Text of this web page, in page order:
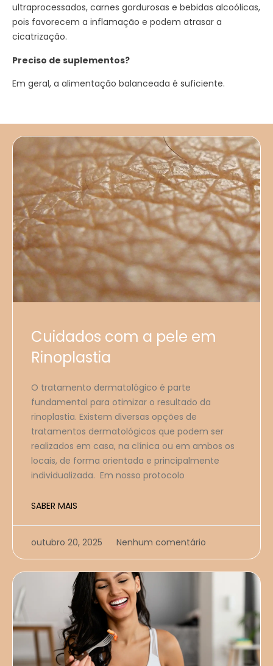
ultraprocessados, carnes gordurosas e bebidas alcoólicas,
pois favorecem a inflamação e podem atrasar a
cicatrização.
Preciso de suplementos?
Em geral, a alimentação balanceada é suficiente.
Cuidados com a pele em
Rinoplastia
O tratamento dermatológico é parte
fundamental para otimizar o resultado da
rinoplastia. Existem diversas opções de
tratamentos dermatológicos que podem ser
realizados em casa, na clínica ou em ambos os
locais, de forma orientada e principalmente
individualizada. Em nosso protocolo
SABER MAIS
outubro 20, 2025 Nenhum comentário